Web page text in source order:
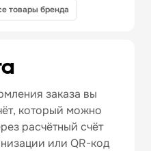
товары бренда
заказа вы
который можно
расчётный счёт
или QR-код